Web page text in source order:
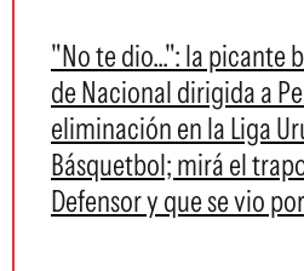
"No te dio...": la picante
de Nacional dirigida a
eliminación en la Liga
Básquetbol; mirá el
Defensor y que se vio